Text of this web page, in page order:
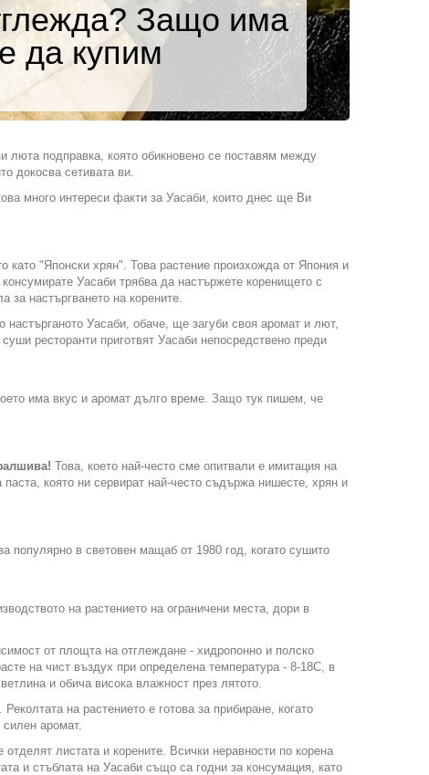
Защо има
да купим
люта подправка, която обикновено се поставям между
докосва сетивата ви.
много интереси факти за Уасаби, които днес ще Ви
като "Японски хрян". Това растение произхожда от Япония и
Уасаби трябва да настържете коренището с
за настъргването на корените.
Уасаби, обаче, ще загуби своя аромат и лют,
ресторанти приготвят Уасаби непосредствено преди
има вкус и аромат дълго време. Защо тук пишем, че
Това, което най-често сме опитвали е имитация на
която ни сервират най-често съдържа нишесте, хрян и
популярно в световен мащаб от 1980 год, когато сушито
на растението на ограничени места, дори в
от площта на отглеждане - хидропонно и полско
на чист въздух при определена температура - 8-18C, в
и обича висока влажност през лятото.
на растението е готова за прибиране, когато
аромат.
листата и корените. Всички неравности по корена
и стъблата на Уасаби също са годни за консумация, като